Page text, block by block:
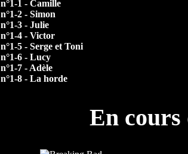
n°1-1 - Camille
n°1-2 - Simon
n°1-3 - Julie
n°1-4 - Victor
n°1-5 - Serge et Toni
n°1-6 - Lucy
n°1-7 - Adèle
n°1-8 - La horde
En cours